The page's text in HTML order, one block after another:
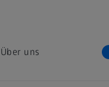
Über uns